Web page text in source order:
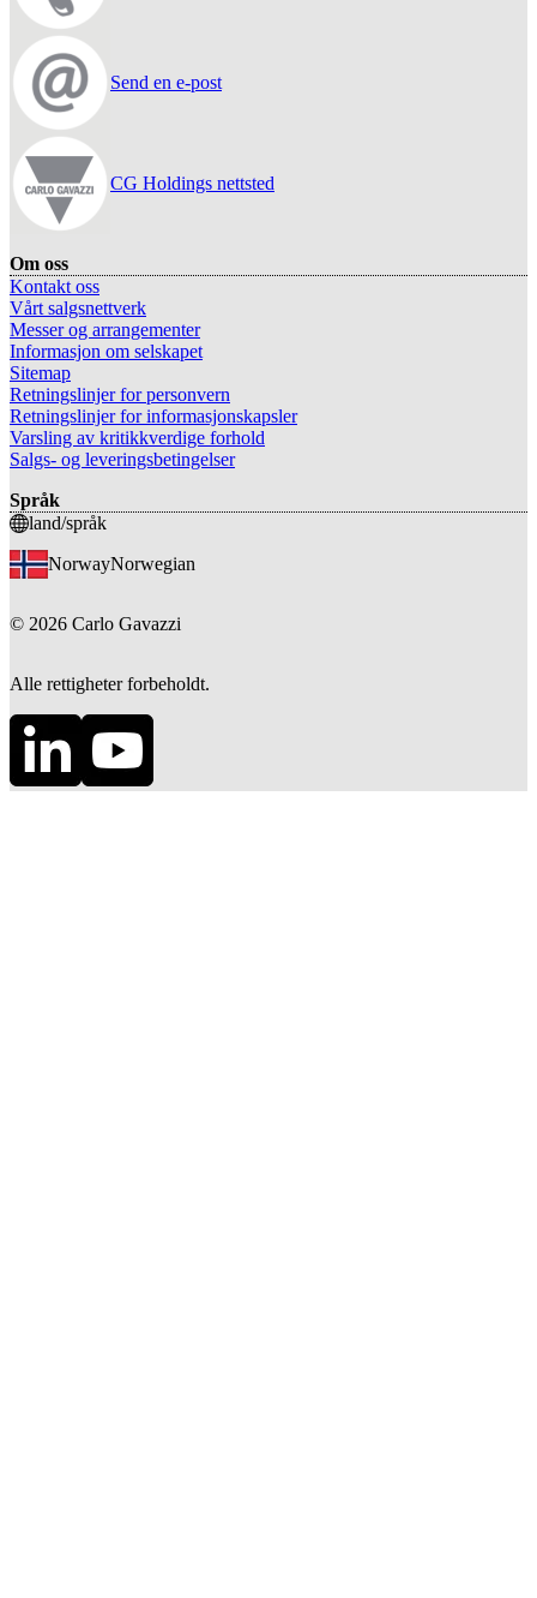
Send en e-post
CG Holdings nettsted
Om oss
Kontakt oss
Vårt salgsnettverk
Messer og arrangementer
Informasjon om selskapet
Sitemap
Retningslinjer for personvern
Retningslinjer for informasjonskapsler
Varsling av kritikkverdige forhold
Salgs- og leveringsbetingelser
Språk
land/språk
NorwayNorwegian
© 2026 Carlo Gavazzi
Alle rettigheter forbeholdt.